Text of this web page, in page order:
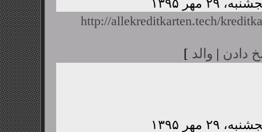
http://allekreditkarten.tech/
دادن | والد ]